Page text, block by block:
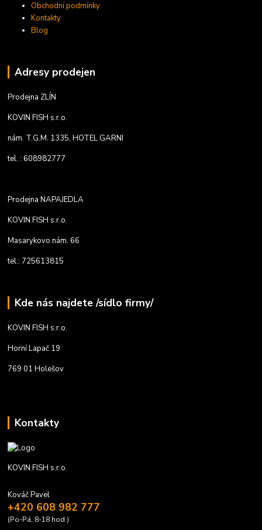
Obchodní podmínky
Kontakty
Blog
Adresy prodejen
Prodejna ZLÍN
KOVIN FISH s.r.o.
nám. T.G.M. 1335, HOTEL GARNI
tel. : 608982777
Prodejna NAPAJEDLA
KOVIN FISH s.r.o.
Masarykovo nám. 66
tel.: 725613815
Kde nás najdete /sídlo firmy/
KOVIN FISH s.r.o.
Horní Lapač 19
769 01 Holešov
Kontakty
KOVIN FISH s.r.o.
Kováč Pavel
+420 608 982 777
(Po-Pá, 8-18 hod.)